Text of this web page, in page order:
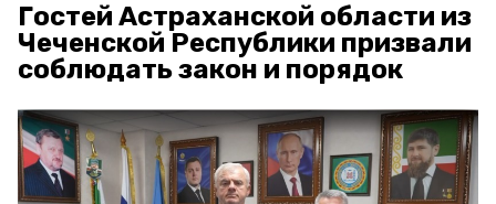
Гостей Астраханской области из
Чеченской Республики призвали
соблюдать закон и порядок